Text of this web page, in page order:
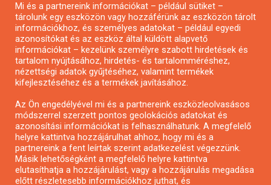
Pályázatírás civil szervezeteknek
Pályázatírás önkormányzatoknak
Pályázatfigyelés
Specifikus pályázatfigyelés vagy hírlevél
Pályázatok magánszemélyeknek
Pályázatok civil szervezeteknek
Pályázatok vállalkozásoknak
Mi és a partnereink információkat – például sütiket –
tárolunk egy eszközön vagy hozzáférünk az eszközön tárolt
információkhoz, és személyes adatokat – például egyedi
azonosítókat és az eszköz által küldött alapvető
információkat – kezelünk személyre szabott hirdetések és
tartalom nyújtásához, hirdetés- és tartalomméréshez,
nézettségi adatok gyűjtéséhez, valamint termékek
kifejlesztéséhez és a termékek javításához.
Az Ön engedélyével mi és a partnereink eszközleolvasásos
módszerrel szerzett pontos geolokációs adatokat és
azonosítási információkat is felhasználhatunk. A megfelelő
helyre kattintva hozzájárulhat ahhoz, hogy mi és a
partnereink a fent leírtak szerint adatkezelést végezzünk.
Másik lehetőségként a megfelelő helyre kattintva
elutasíthatja a hozzájárulást, vagy a hozzájárulás megadása
előtt részletesebb információkhoz juthat, és